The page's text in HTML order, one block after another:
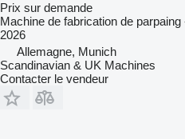
Prix sur demande
Machine de fabrication de
2026
Allemagne, Munich
Scandinavian & UK Machines
Contacter le vendeur